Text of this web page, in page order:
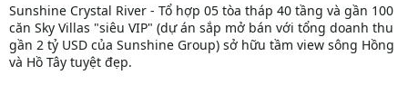
Sunshine Crystal River - Tổ hợp 05 tòa tháp 40 tầng và gần 100
căn Sky Villas "siêu VIP" (dự án sắp mở bán với tổng doanh thu
gần 2 tỷ USD của Sunshine Group) sở hữu tầm view sông Hồng
và Hồ Tây tuyệt đẹp.